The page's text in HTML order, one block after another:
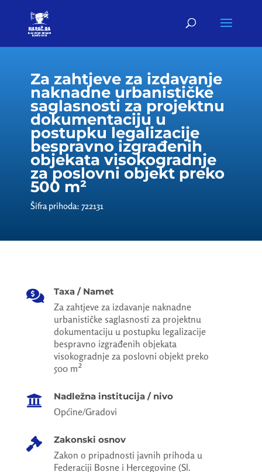
Za zahtjeve za izdavanje
naknadne urbanističke
saglasnosti za projektnu
dokumentaciju u
postupku legalizacije
bespravno izgrađenih
objekata visokogradnje
za poslovni objekt preko
500 m²
Šifra prihoda: 722131
 Taxa / Namet
Za zahtjeve za izdavanje naknadne
urbanističke saglasnosti za projektnu
dokumentaciju u postupku legalizacije
bespravno izgrađenih objekata
visokogradnje za poslovni objekt preko
500 m²
 Nadležna institucija / nivo
Općine/Gradovi
 Zakonski osnov
Zakon o pripadnosti javnih prihoda u
Federaciji Bosne i Hercegovine (Sl.